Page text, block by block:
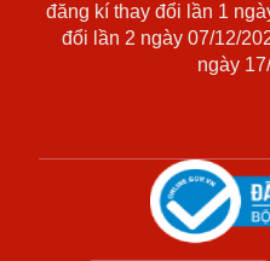
đăng kí thay đổi lần 1
đổi lần 2 ngày 07/12/
ngày